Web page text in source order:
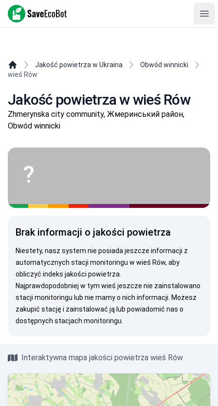
SaveEcoBot
Jakość powietrza w Ukraina
Obwód winnicki
wieś Rów
Jakość powietrza w wieś Rów
Zhmerynska city community, Жмеринський район,
Obwód winnicki
?
Brak informacji o jakości powietrza
Niestety, nasz system nie posiada jeszcze informacji z
automatycznych stacji monitoringu w wieś Rów, aby
obliczyć indeks jakości powietrza.
Najprawdopodobniej w tym wieś jeszcze nie zainstalowano
stacji monitoringu lub nie mamy o nich informacji. Możesz
zakupić stację i zainstalować ją lub powiadomić nas o
dostępnych stacjach monitoringu.
Interaktywna mapa jakości powietrza wieś Rów